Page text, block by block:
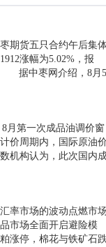
期货五只合约午后集
涨幅为5.02%，报
据中枣网介绍，8月5
...
月第一次成品油调价窗
价周期内，国际原油价
机构认为，此次国内
率市场的波动点燃市场
市场全面开启避险模
涨停，棉花与铁矿石跌